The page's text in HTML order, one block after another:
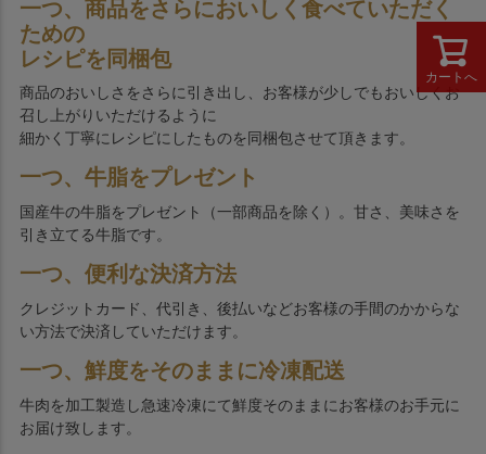
カートへ
一つ、商品をさらにおいしく食べていただく
ための
レシピを同梱包
商品のおいしさをさらに引き出し、お客様が少しでもおいしくお
召し上がりいただけるように
細かく丁寧にレシピにしたものを同梱包させて頂きます。
一つ、牛脂をプレゼント
国産牛の牛脂をプレゼント（一部商品を除く）。甘さ、美味さを
引き立てる牛脂です。
一つ、便利な決済方法
クレジットカード、代引き、後払いなどお客様の手間のかからな
い方法で決済していただけます。
一つ、鮮度をそのままに冷凍配送
牛肉を加工製造し急速冷凍にて鮮度そのままにお客様のお手元に
お届け致します。